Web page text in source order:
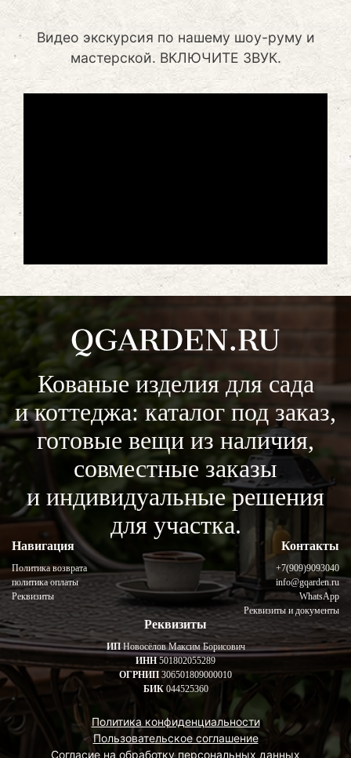
Видео экскурсия по нашему шоу-руму и
мастерской. ВКЛЮЧИТЕ ЗВУК.
Кованые изделия для сада
и коттеджа: каталог под заказ,
готовые вещи из наличия,
совместные заказы
и индивидуальные решения
для участка.
Навигация
Политика возврата
политика оплаты
Реквизиты
Контакты
+7(909)9093040
info@gqarden.ru
WhatsApp
Реквизиты и документы
Реквизиты
ИПНовосёлов Максим Борисович
ИНН501802055289
ОГРНИП 306501809000010
БИК044525360
Политика конфиденциальности
Пользовательское соглашение
Согласие на обработку персональных данных